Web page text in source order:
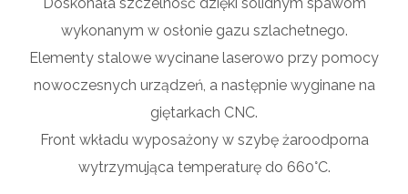
Doskonała szczelność dzięki solidnym spawom
wykonanym w osłonie gazu szlachetnego.
Elementy stalowe wycinane laserowo przy pomocy
nowoczesnych urządzeń, a następnie wyginane na
giętarkach CNC.
Front wkładu wyposażony w szybę żaroodporna
wytrzymująca temperaturę do 660°C.